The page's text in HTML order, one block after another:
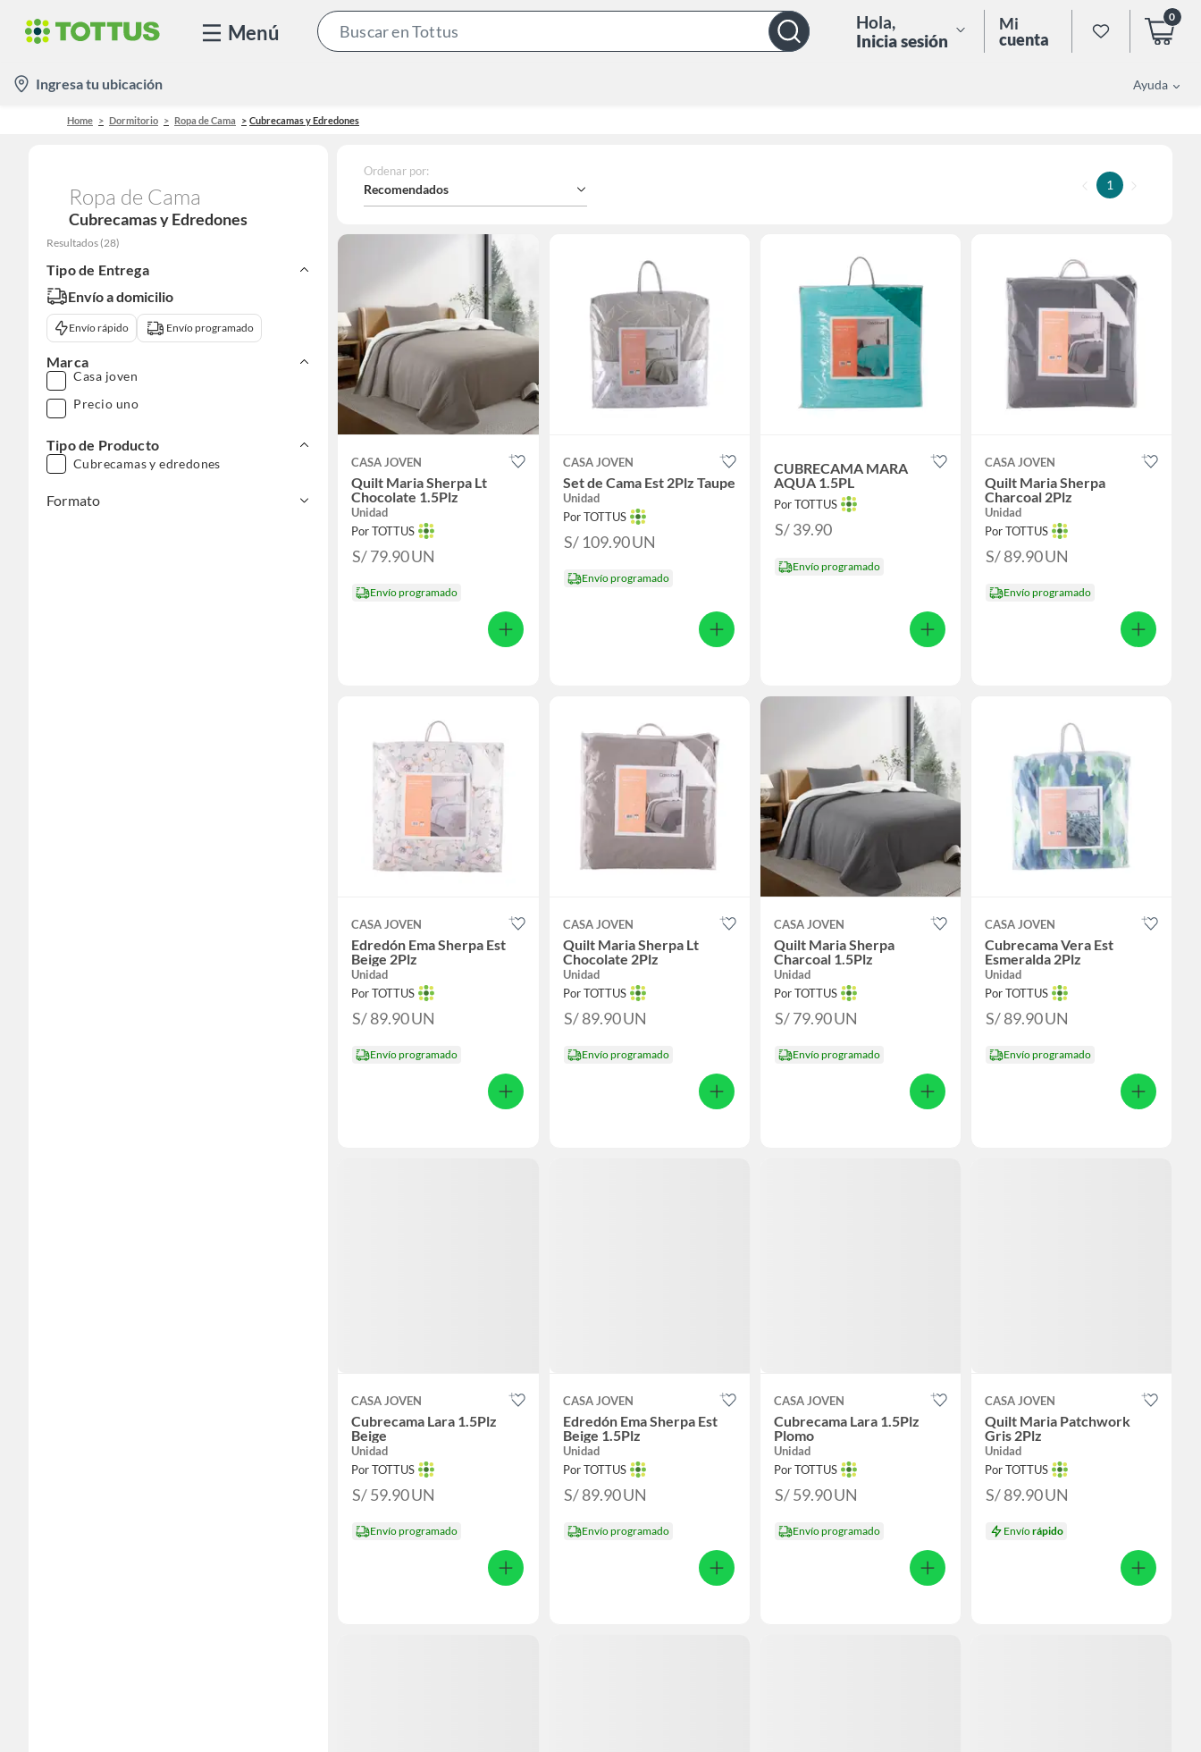
Menú
Bar
Hola,
Inicia sesión
Mi
cuenta
0
location-
icon
Ingresa tu ubicación Ayuda
Home Dormitorio Ropa de Cama Cubrecamas y Edredones
Ropa de Cama
Cubrecamas y Edredones
Resultados (28)
Tipo de Entrega
Envío a domicilio
Envío rápido Envío programado
Marca
Casa joven
Precio uno
Tipo de Producto
Cubrecamas y edredones
Formato
Ordenar por:
Recomendados 1
CASA JOVEN
Quilt Maria Sherpa Lt
Chocolate 1.5Plz
Unidad
Por TOTTUS
S/ 79.90UN
Envío programado
CASA JOVEN
Set de Cama Est 2Plz Taupe
Unidad
Por TOTTUS
S/ 109.90UN
Envío programado
CUBRECAMA MARA
AQUA 1.5PL
Por TOTTUS
S/ 39.90
Envío programado
CASA JOVEN
Quilt Maria Sherpa
Charcoal 2Plz
Unidad
Por TOTTUS
S/ 89.90UN
Envío programado
CASA JOVEN
Edredón Ema Sherpa Est
Beige 2Plz
Unidad
Por TOTTUS
S/ 89.90UN
Envío programado
CASA JOVEN
Quilt Maria Sherpa Lt
Chocolate 2Plz
Unidad
Por TOTTUS
S/ 89.90UN
Envío programado
CASA JOVEN
Quilt Maria Sherpa
Charcoal 1.5Plz
Unidad
Por TOTTUS
S/ 79.90UN
Envío programado
CASA JOVEN
Cubrecama Vera Est
Esmeralda 2Plz
Unidad
Por TOTTUS
S/ 89.90UN
Envío programado
CASA JOVEN
Cubrecama Lara 1.5Plz
Beige
Unidad
Por TOTTUS
S/ 59.90UN
Envío programado
CASA JOVEN
Edredón Ema Sherpa Est
Beige 1.5Plz
Unidad
Por TOTTUS
S/ 89.90UN
Envío programado
CASA JOVEN
Cubrecama Lara 1.5Plz
Plomo
Unidad
Por TOTTUS
S/ 59.90UN
Envío programado
CASA JOVEN
Quilt Maria Patchwork
Gris 2Plz
Unidad
Por TOTTUS
S/ 89.90UN
Envíorápido